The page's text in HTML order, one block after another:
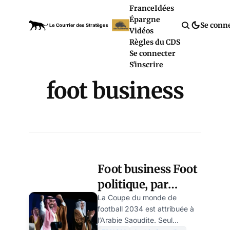
FranceIdées
Épargne
Vidéos
Règles du CDS
Se connecter
S'inscrire
Se
foot business
Foot business Foot
politique, par
Michel Goldstein
La Coupe du monde de
football 2034 est attribuée à
l’Arabie Saoudite. Seul